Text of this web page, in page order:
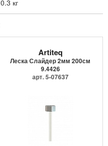
0.3 кг
Artiteq
Леска Слайдер 2мм 200см
9.4426
арт. 5-07637